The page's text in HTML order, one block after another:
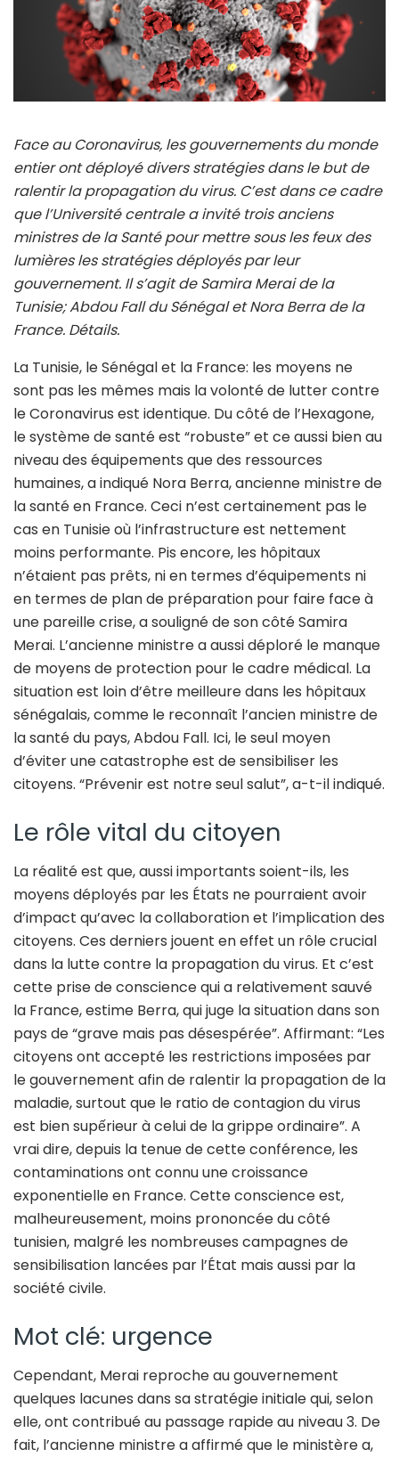
Face au Coronavirus, les gouvernements du monde
entier ont déployé divers stratégies dans le but de
ralentir la propagation du virus. C’est dans ce cadre
que l’Université centrale a invité trois anciens
ministres de la Santé pour mettre sous les feux des
lumières les stratégies déployés par leur
gouvernement. Il s’agit de Samira Merai de la
Tunisie; Abdou Fall du Sénégal et Nora Berra de la
France. Détails.
La Tunisie, le Sénégal et la France: les moyens ne
sont pas les mêmes mais la volonté de lutter contre
le Coronavirus est identique. Du côté de l’Hexagone,
le système de santé est “robuste” et ce aussi bien au
niveau des équipements que des ressources
humaines, a indiqué Nora Berra, ancienne ministre de
la santé en France. Ceci n’est certainement pas le
cas en Tunisie où l’infrastructure est nettement
moins performante. Pis encore, les hôpitaux
n’étaient pas prêts, ni en termes d’équipements ni
en termes de plan de préparation pour faire face à
une pareille crise, a souligné de son côté Samira
Merai. L’ancienne ministre a aussi déploré le manque
de moyens de protection pour le cadre médical. La
situation est loin d’être meilleure dans les hôpitaux
sénégalais, comme le reconnaît l’ancien ministre de
la santé du pays, Abdou Fall. Ici, le seul moyen
d’éviter une catastrophe est de sensibiliser les
citoyens. “Prévenir est notre seul salut”, a-t-il indiqué.
Le rôle vital du citoyen
La réalité est que, aussi importants soient-ils, les
moyens déployés par les États ne pourraient avoir
d’impact qu’avec la collaboration et l’implication des
citoyens. Ces derniers jouent en effet un rôle crucial
dans la lutte contre la propagation du virus. Et c’est
cette prise de conscience qui a relativement sauvé
la France, estime Berra, qui juge la situation dans son
pays de “grave mais pas désespérée”. Affirmant: “Les
citoyens ont accepté les restrictions imposées par
le gouvernement afin de ralentir la propagation de la
maladie, surtout que le ratio de contagion du virus
est bien supếrieur à celui de la grippe ordinaire”. A
vrai dire, depuis la tenue de cette conférence, les
contaminations ont connu une croissance
exponentielle en France. Cette conscience est,
malheureusement, moins prononcée du côté
tunisien, malgré les nombreuses campagnes de
sensibilisation lancées par l’État mais aussi par la
société civile.
Mot clé: urgence
Cependant, Merai reproche au gouvernement
quelques lacunes dans sa stratégie initiale qui, selon
elle, ont contribué au passage rapide au niveau 3. De
fait, l’ancienne ministre a affirmé que le ministère a,